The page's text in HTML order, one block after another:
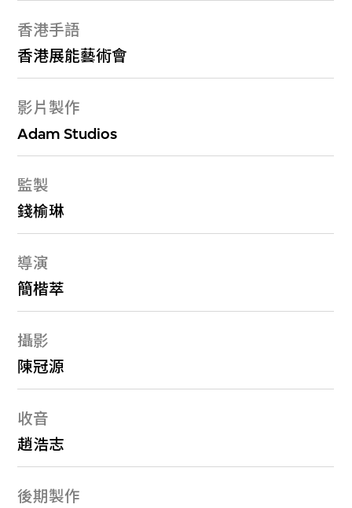
香港手語
香港展能藝術會
影片製作
Adam Studios
監製
錢榆琳
導演
簡楷萃
攝影
陳冠源
收音
趙浩志
後期製作